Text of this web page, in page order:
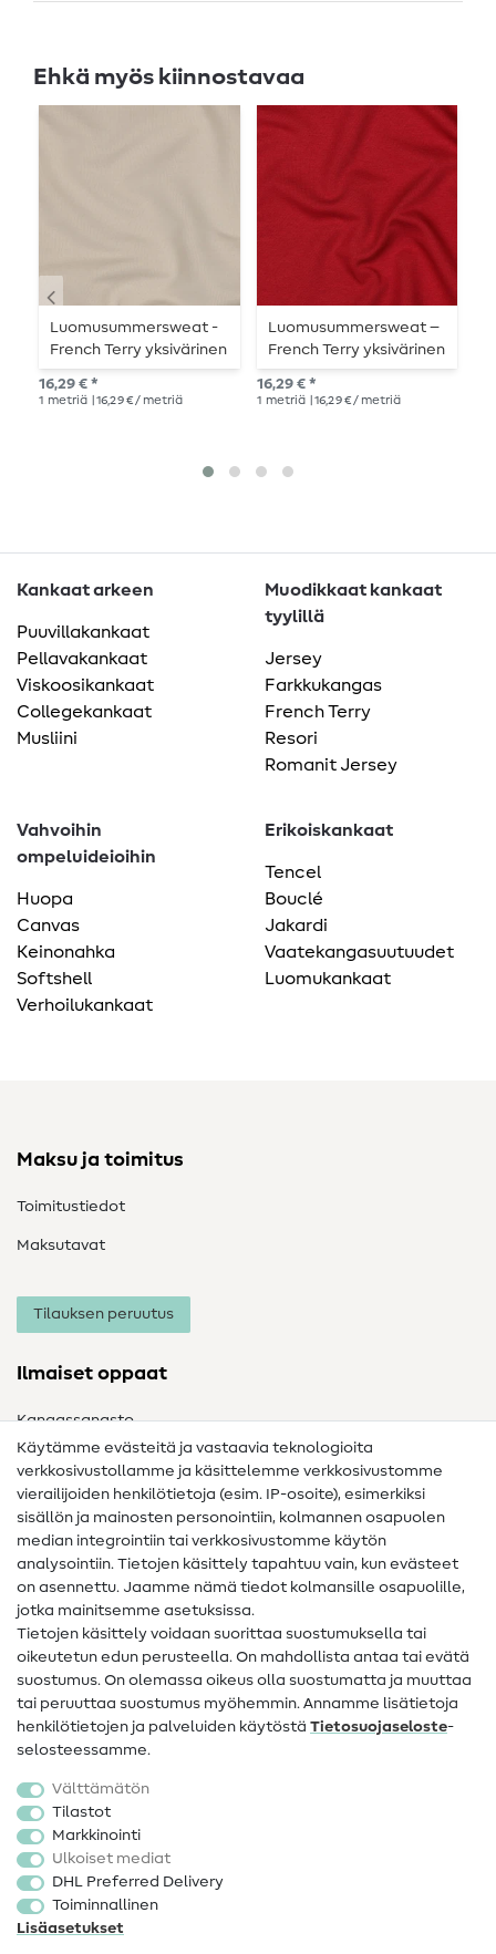
Ehkä myös kiinnostavaa
Luomusummersweat -
French Terry yksivärinen
vaaleahiekka 066
16,29 € *
1 metriä | 16,29 € / metriä
Luomusummersweat –
French Terry yksivärinen
viininpunainen 041
16,29 € *
1 metriä | 16,29 € / metriä
Kankaat arkeen
Puuvillakankaat
Pellavakankaat
Viskoosikankaat
Collegekankaat
Musliini
Muodikkaat kankaat
tyylillä
Jersey
Farkkukangas
French Terry
Resori
Romanit Jersey
Vahvoihin
ompeluideioihin
Huopa
Canvas
Keinonahka
Softshell
Verhoilukankaat
Erikoiskankaat
Tencel
Bouclé
Jakardi
Vaatekangasuutuudet
Luomukankaat
Maksu ja toimitus
Toimitustiedot
Maksutavat
Tilauksen peruutus
Ilmaiset oppaat
Kangassanasto
Ompelusanasto
Ompeluohjeet
Apua ja yhteystiedot
Yhteystiedot
Tietoa omistajanvaihdoksesta
Peruutusoikeus
Suosittu
Kankaat
Ompelutarvikkeet
Ale
Käytämme evästeitä ja vastaavia teknologioita
verkkosivustollamme ja käsittelemme verkkosivustomme
vierailijoiden henkilötietoja (esim. IP-osoite), esimerkiksi
sisällön ja mainosten personointiin, kolmannen osapuolen
median integrointiin tai verkkosivustomme käytön
analysointiin. Tietojen käsittely tapahtuu vain, kun evästeet
on asennettu. Jaamme nämä tiedot kolmansille osapuolille,
jotka mainitsemme asetuksissa.
Tietojen käsittely voidaan suorittaa suostumuksella tai
oikeutetun edun perusteella. On mahdollista antaa tai evätä
suostumus. On olemassa oikeus olla suostumatta ja muuttaa
tai peruuttaa suostumus myöhemmin. Annamme lisätietoja
henkilötietojen ja palveluiden käytöstä Tietosuojaseloste-
selosteessamme.
Välttämätön
Tilastot
Markkinointi
Ulkoiset mediat
DHL Preferred Delivery
Toiminnallinen
Lisäasetukset